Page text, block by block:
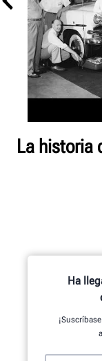
La historia
Ha